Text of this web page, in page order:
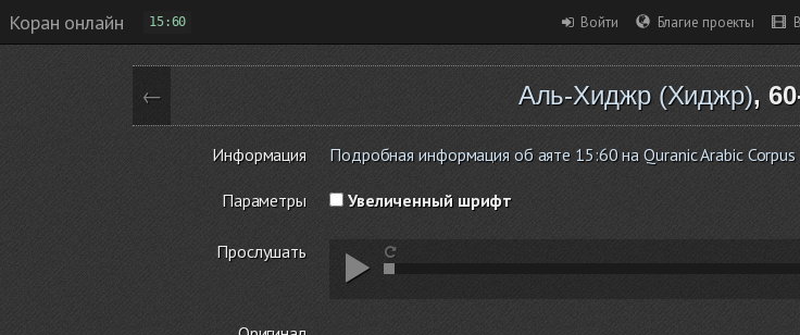
Коран онлайн 15:60 Войти Благие проекты
← Аль-Хиджр (Хиджр),
Информация Подробная информация об аяте 15:60 на Quranic Arabic Corpus
Параметры Увеличенный шрифт
Прослушать